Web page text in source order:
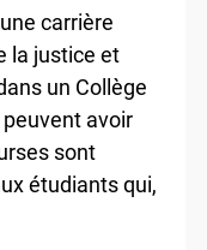
carrière
la justice et
un Collège
peuvent avoir
sont
étudiants qui,